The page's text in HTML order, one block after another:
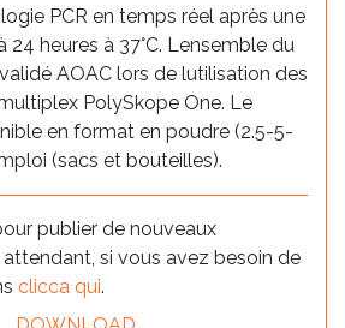
PCR en temps réel après une
heures à 37°C. Lensemble du
AOAC lors de lutilisation des
PolySkope One. Le
en format en poudre (2.5-5-
(sacs et bouteilles).
publier de nouveaux
si vous avez besoin de
clicca qui.